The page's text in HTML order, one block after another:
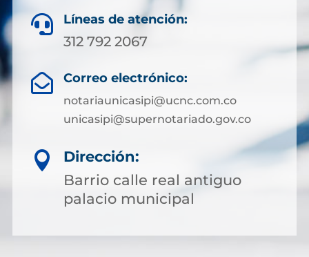
 Líneas de atención:
312 792 2067
 Correo electrónico:
notariaunicasipi@ucnc.com.co
unicasipi@supernotariado.gov.co

Dirección:
Barrio calle real antiguo
palacio municipal